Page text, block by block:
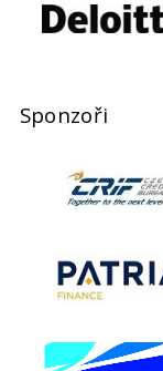
Sponzoři